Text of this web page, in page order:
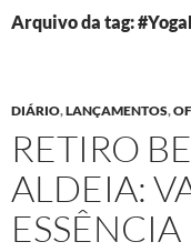
CONTEÚDO
Arquivo da tag:
DIÁRIO,LANÇAMENTOS,
RETIRO
ALDEIA:
ESSÊNCIA